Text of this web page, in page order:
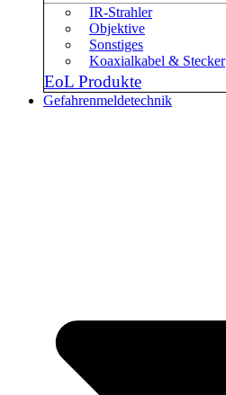
IR-Strahler
Objektive
Sonstiges
Koaxialkabel & Stecker
EoL Produkte
Gefahrenmeldetechnik